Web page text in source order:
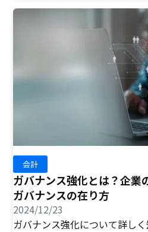
会計
ガバナンス強化とは？企業
ガバナンスの在り方
2024/12/23
ガバナンス強化について詳し